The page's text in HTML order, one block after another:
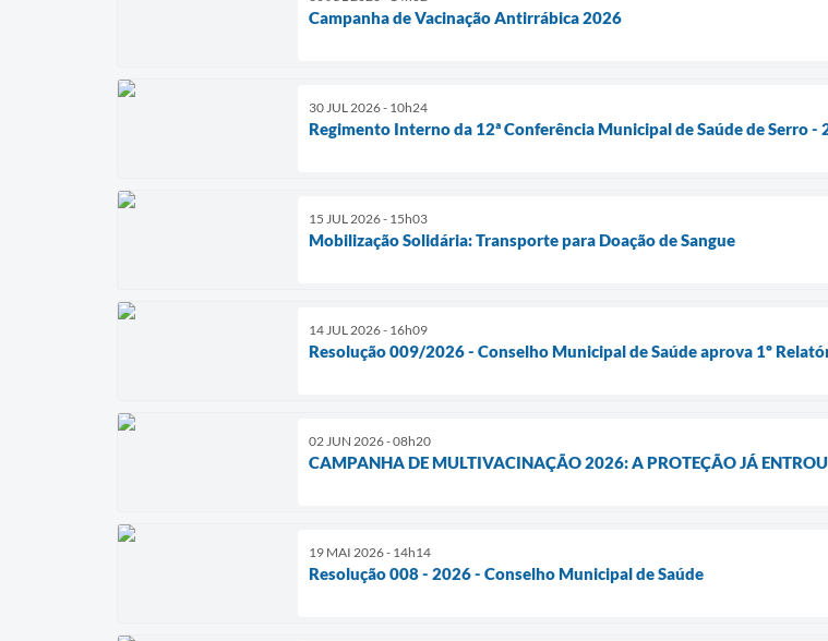
Campanha de Vacinação Antirrábica 2026
30 JUL 2026 - 10h24
Regimento Interno da 12ª Conferência Municipal de Saúde de Serro -
15 JUL 2026 - 15h03
Mobilização Solidária: Transporte para Doação de Sangue
14 JUL 2026 - 16h09
Resolução 009/2026 - Conselho Municipal de Saúde aprova 1º
02 JUN 2026 - 08h20
CAMPANHA DE MULTIVACINAÇÃO 2026: A PROTEÇÃO JÁ
19 MAI 2026 - 14h14
Resolução 008 - 2026 - Conselho Municipal de Saúde